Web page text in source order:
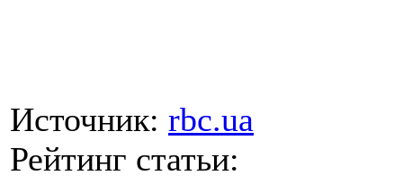
Источник: rbc.ua
Рейтинг статьи: